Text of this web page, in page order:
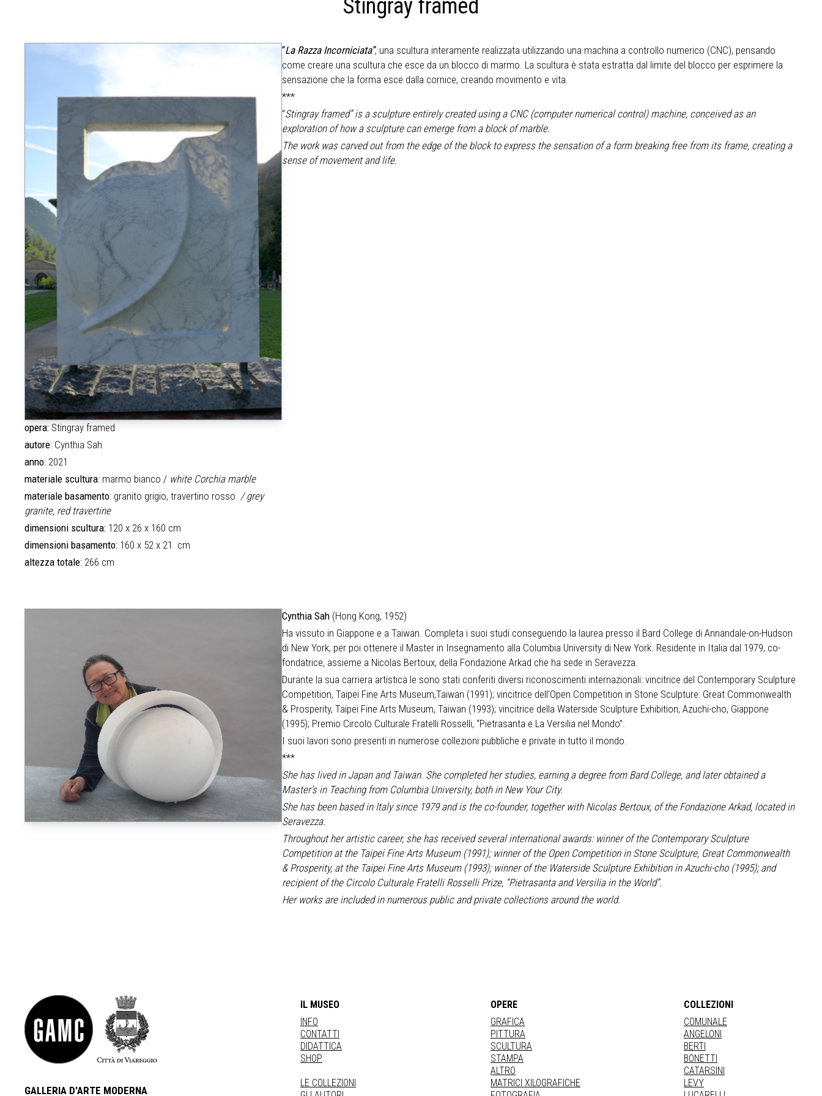
Stingray framed
opera: Stingray framed
autore: Cynthia Sah
anno: 2021
materiale scultura: marmo bianco / white Corchia marble
materiale basamento: granito grigio, travertino rosso / grey
granite, red travertine
dimensioni scultura: 120 x 26 x 160 cm
dimensioni basamento: 160 x 52 x 21 cm
altezza totale: 266 cm
“La Razza Incorniciata”, una scultura interamente realizzata utilizzando una machina a controllo numerico (CNC), pensando
come creare una scultura che esce da un blocco di marmo. La scultura è stata estratta dal limite del blocco per esprimere la
sensazione che la forma esce dalla cornice, creando movimento e vita.
***
“Stingray framed” is a sculpture entirely created using a CNC (computer numerical control) machine, conceived as an
exploration of how a sculpture can emerge from a block of marble.
The work was carved out from the edge of the block to express the sensation of a form breaking free from its frame, creating a
sense of movement and life.
Cynthia Sah (Hong Kong, 1952)
Ha vissuto in Giappone e a Taiwan. Completa i suoi studi conseguendo la laurea presso il Bard College di Annandale-on-Hudson
di New York, per poi ottenere il Master in Insegnamento alla Columbia University di New York. Residente in Italia dal 1979, co-
fondatrice, assieme a Nicolas Bertoux, della Fondazione Arkad che ha sede in Seravezza.
Durante la sua carriera artistica le sono stati conferiti diversi riconoscimenti internazionali: vincitrice del Contemporary Sculpture
Competition, Taipei Fine Arts Museum,Taiwan (1991); vincitrice dell’Open Competition in Stone Sculpture: Great Commonwealth
& Prosperity, Taipei Fine Arts Museum, Taiwan (1993); vincitrice della Waterside Sculpture Exhibition, Azuchi-cho, Giappone
(1995); Premio Circolo Culturale Fratelli Rosselli, “Pietrasanta e La Versilia nel Mondo”.
I suoi lavori sono presenti in numerose collezioni pubbliche e private in tutto il mondo.
***
She has lived in Japan and Taiwan. She completed her studies, earning a degree from Bard College, and later obtained a
Master’s in Teaching from Columbia University, both in New Your City.
She has been based in Italy since 1979 and is the co-founder, together with Nicolas Bertoux, of the Fondazione Arkad, located in
Seravezza.
Throughout her artistic career, she has received several international awards: winner of the Contemporary Sculpture
Competition at the Taipei Fine Arts Museum (1991); winner of the Open Competition in Stone Sculpture, Great Commonwealth
& Prosperity, at the Taipei Fine Arts Museum (1993); winner of the Waterside Sculpture Exhibition in Azuchi-cho (1995); and
recipient of the Circolo Culturale Fratelli Rosselli Prize, “Pietrasanta and Versilia in the World”.
Her works are included in numerous public and private collections around the world.
GALLERIA D'ARTE MODERNA
IL MUSEO
INFO
CONTATTI
DIDATTICA
SHOP
LE COLLEZIONI
OPERE
GRAFICA
PITTURA
SCULTURA
STAMPA
ALTRO
MATRICI XILOGRAFICHE
COLLEZIONI
COMUNALE
ANGELONI
BERTI
BONETTI
CATARSINI
LEVY